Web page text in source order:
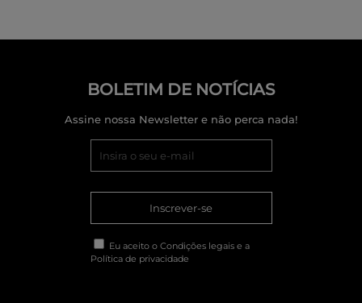
BOLETIM DE NOTÍCIAS
Assine nossa Newsletter e não perca nada!
Inscrever-se
Eu aceito o Condições legais e a
Política de privacidade